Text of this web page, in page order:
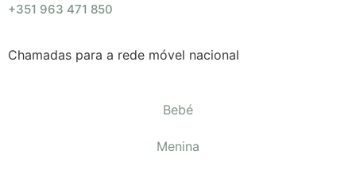
+351 963 471 850
Chamadas para a rede móvel nacional
Bebé
Menina